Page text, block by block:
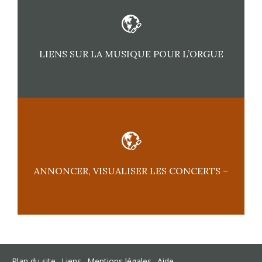
LIENS SUR LA MUSIQUE POUR L’ORGUE
ANNONCER, VISUALISER LES CONCERTS –